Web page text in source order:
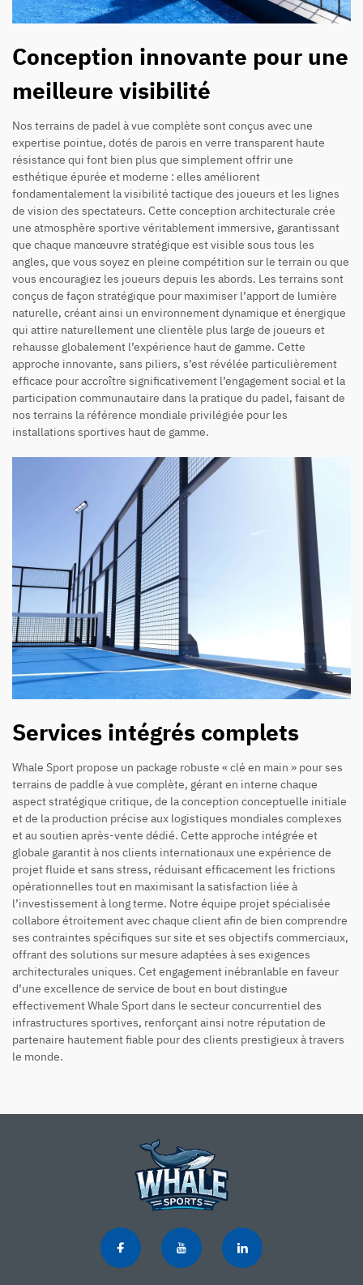
Conception innovante pour une
meilleure visibilité
Nos terrains de padel à vue complète sont conçus avec une
expertise pointue, dotés de parois en verre transparent haute
résistance qui font bien plus que simplement offrir une
esthétique épurée et moderne : elles améliorent
fondamentalement la visibilité tactique des joueurs et les lignes
de vision des spectateurs. Cette conception architecturale crée
une atmosphère sportive véritablement immersive, garantissant
que chaque manœuvre stratégique est visible sous tous les
angles, que vous soyez en pleine compétition sur le terrain ou que
vous encouragiez les joueurs depuis les abords. Les terrains sont
conçus de façon stratégique pour maximiser l’apport de lumière
naturelle, créant ainsi un environnement dynamique et énergique
qui attire naturellement une clientèle plus large de joueurs et
rehausse globalement l’expérience haut de gamme. Cette
approche innovante, sans piliers, s’est révélée particulièrement
efficace pour accroître significativement l’engagement social et la
participation communautaire dans la pratique du padel, faisant de
nos terrains la référence mondiale privilégiée pour les
installations sportives haut de gamme.
Services intégrés complets
Whale Sport propose un package robuste « clé en main » pour ses
terrains de paddle à vue complète, gérant en interne chaque
aspect stratégique critique, de la conception conceptuelle initiale
et de la production précise aux logistiques mondiales complexes
et au soutien après-vente dédié. Cette approche intégrée et
globale garantit à nos clients internationaux une expérience de
projet fluide et sans stress, réduisant efficacement les frictions
opérationnelles tout en maximisant la satisfaction liée à
l’investissement à long terme. Notre équipe projet spécialisée
collabore étroitement avec chaque client afin de bien comprendre
ses contraintes spécifiques sur site et ses objectifs commerciaux,
offrant des solutions sur mesure adaptées à ses exigences
architecturales uniques. Cet engagement inébranlable en faveur
d’une excellence de service de bout en bout distingue
effectivement Whale Sport dans le secteur concurrentiel des
infrastructures sportives, renforçant ainsi notre réputation de
partenaire hautement fiable pour des clients prestigieux à travers
le monde.